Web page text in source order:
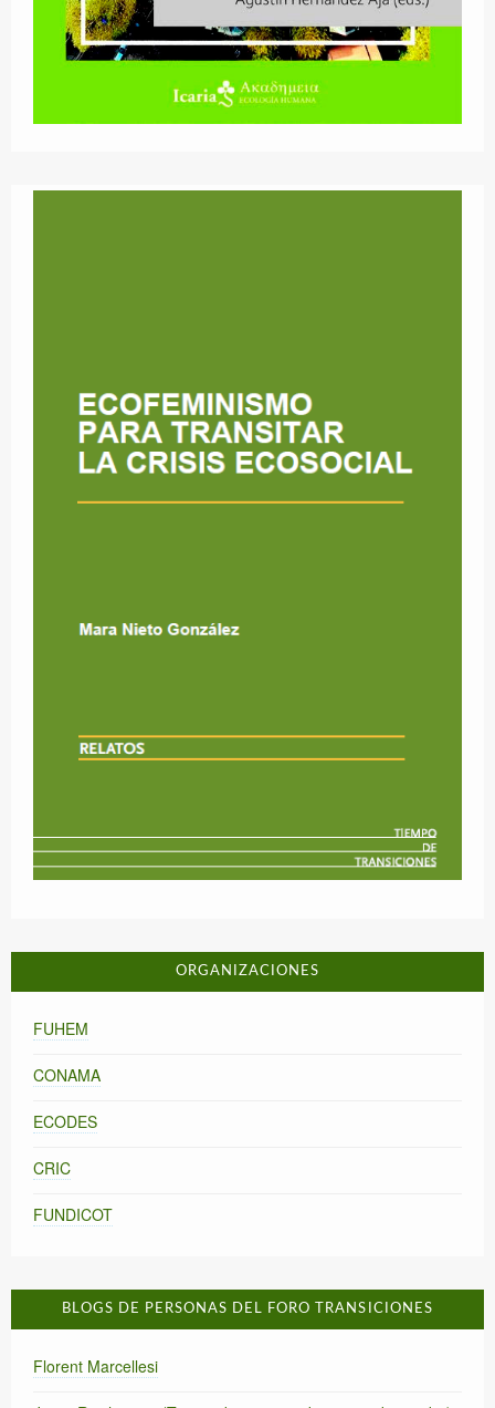
ORGANIZACIONES
FUHEM
CONAMA
ECODES
CRIC
FUNDICOT
BLOGS DE PERSONAS DEL FORO TRANSICIONES
Florent Marcellesi